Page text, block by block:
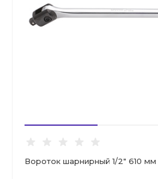
Вороток шарнирный 1/2" 610 мм